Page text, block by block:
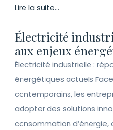
Lire la suite...
Électricité
aux enjeux
Électricité industrielle :
énergétiques actuels
contemporains, les
adopter des solutions
consommation d’énergie,